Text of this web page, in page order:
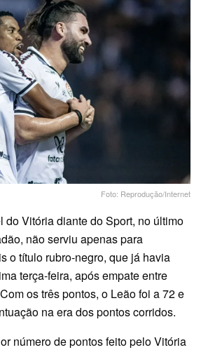
Foto: Reprodução/Internet
do Vitória diante do Sport, no último
não serviu apenas para
o título rubro-negro, que já havia
terça-feira, após empate entre
os três pontos, o Leão foi a 72 e
na era dos pontos corridos.
número de pontos feito pelo Vitória